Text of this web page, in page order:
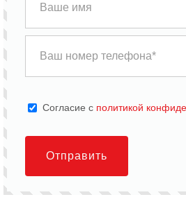
Cогласие с политикой
Отправить